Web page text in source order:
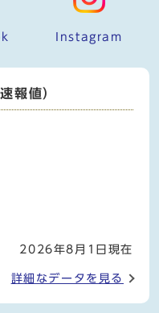
Instagram
報値）
2026年8月1日現在
詳細なデータを見る